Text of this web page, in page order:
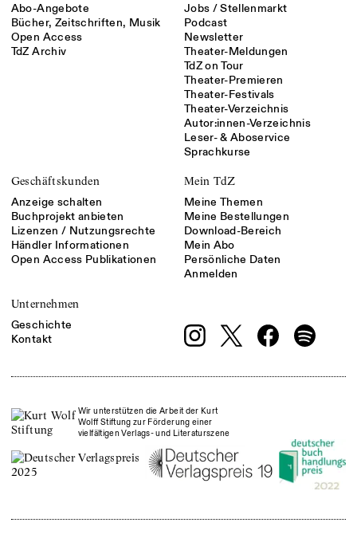
Abo-Angebote
Bücher, Zeitschriften, Musik
Open Access
TdZ Archiv
Jobs / Stellenmarkt
Podcast
Newsletter
Theater-Meldungen
TdZ on Tour
Theater-Premieren
Theater-Festivals
Theater-Verzeichnis
Autor:innen-Verzeichnis
Leser- & Aboservice
Sprachkurse
Geschäftskunden
Anzeige schalten
Buchprojekt anbieten
Lizenzen / Nutzungsrechte
Händler Informationen
Open Access Publikationen
Mein TdZ
Meine Themen
Meine Bestellungen
Download-Bereich
Mein Abo
Persönliche Daten
Anmelden
Unternehmen
Geschichte
Kontakt
Wir unterstützen die Arbeit der Kurt
Wolff Stiftung zur Förderung einer
vielfältigen Verlags- und Literaturszene